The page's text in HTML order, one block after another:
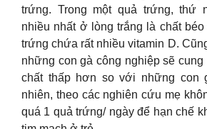
trứng. Trong một quả trứng, thứ
nhiều nhất ở lòng trắng là chất
trứng chứa rất nhiều vitamin D.
những con gà công nghiệp sẽ
chất thấp hơn so với những con
nhiên, theo các nghiên cứu mẹ
quá 1 quả trứng/ ngày để hạn chế